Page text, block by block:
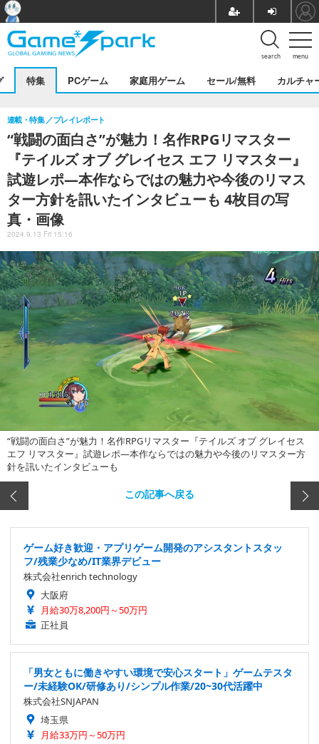
menu
search
特集 PCゲーム 家庭用ゲーム セール/無料 カルチャ
“戦闘の面白さ”が魅力！名作RPGリマスター
『テイルズ オブ グレイセス エフ リマスター』
試遊レポ―本作ならではの魅力や今後のリマス
ター方針を訊いたインタビューも 4枚目の写
真・画像
連載・特集 プレイレポート
2024.9.13 Fri 15:16
“戦闘の面白さ”が魅力！名作RPGリマスター『テイルズ オブ グレイセス
エフ リマスター』試遊レポ―本作ならではの魅力や今後のリマスター方
針を訊いたインタビューも
この記事へ戻る
ゲーム好き歓迎・アプリゲーム開発のアシスタントスタッ
フ/残業少なめ/IT業界デビュー
株式会社enrich technology
大阪府
月給30万8,200円～50万円
正社員
「男女ともに働きやすい環境で安心スタート」ゲームテスタ
ー/未経験OK/研修あり/シンプル作業/20~30代活躍中
株式会社SNJAPAN
埼玉県
月給33万円～50万円